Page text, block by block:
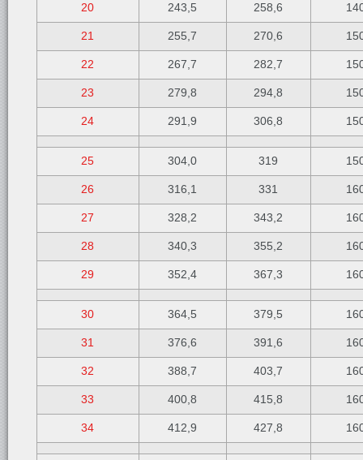
20 243,5 258,6
21 255,7 270,6
22 267,7 282,7
23 279,8 294,8
24 291,9 306,8
25 304,0 319
26 316,1 331
27 328,2 343,2
28 340,3 355,2
29 352,4 367,3
30 364,5 379,5
31 376,6 391,6
32 388,7 403,7
33 400,8 415,8
34 412,9 427,8